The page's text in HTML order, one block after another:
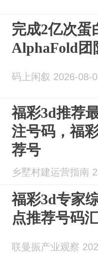
完成2亿次蛋
AlphaFold团
码上闲叙 2026-08-
福彩3d推荐
注号码，福
荐号
乡墅村建运营指南
福彩3d专家
点推荐号码
联曼振产业观察